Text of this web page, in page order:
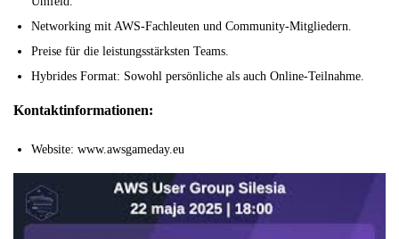
Networking mit AWS-Fachleuten und Community-Mitgliedern.
Preise für die leistungsstärksten Teams.
Hybrides Format: Sowohl persönliche als auch Online-Teilnahme.
Kontaktinformationen:
Website: www.awsgameday.eu